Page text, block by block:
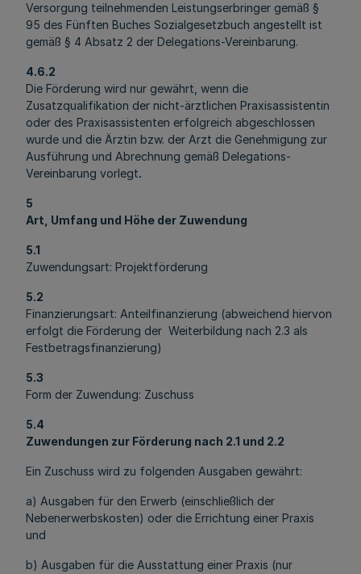
Versorgung teilnehmenden Leistungserbringer gemäß §
95 des Fünften Buches Sozialgesetzbuch angestellt ist
gemäß § 4 Absatz 2 der Delegations-Vereinbarung.
4.6.2
Die Förderung wird nur gewährt, wenn die
Zusatzqualifikation der nicht-ärztlichen Praxisassistentin
oder des Praxisassistenten erfolgreich abgeschlossen
wurde und die Ärztin bzw. der Arzt die Genehmigung zur
Ausführung und Abrechnung gemäß Delegations-
Vereinbarung vorlegt.
5
Art, Umfang und Höhe der Zuwendung
5.1
Zuwendungsart: Projektförderung
5.2
Finanzierungsart: Anteilfinanzierung (abweichend hiervon
erfolgt die Förderung der Weiterbildung nach 2.3 als
Festbetragsfinanzierung)
5.3
Form der Zuwendung: Zuschuss
5.4
Zuwendungen zur Förderung nach 2.1 und 2.2
Ein Zuschuss wird zu folgenden Ausgaben gewährt:
a) Ausgaben für den Erwerb (einschließlich der
Nebenerwerbskosten) oder die Errichtung einer Praxis
und
b) Ausgaben für die Ausstattung einer Praxis (nur